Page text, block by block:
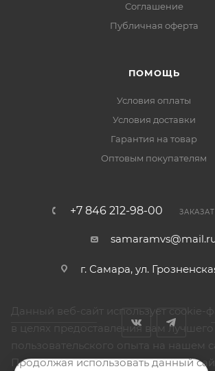
Соглашение
Публичная оферта
ПОМОЩЬ
Условия оплаты
Условия доставки
Гарантия на товар
Оптовым покупателям
+7 846 212-98-00
г. Самара, ул.
Данный веб-сайт использует cookie-
в целях предоставления вам лучшего
пользовательского опыта на нашем
Продолжая использовать данный